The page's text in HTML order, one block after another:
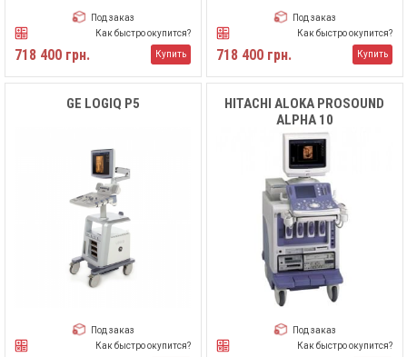
Под заказ
Как быстро окупится?
718 400 грн. Купить
Под заказ
Как быстро окупится?
718 400 грн. Купить
GE LOGIQ P5
Под заказ
Как быстро окупится?
HITACHI ALOKA PROSOUND
ALPHA 10
Под заказ
Как быстро окупится?